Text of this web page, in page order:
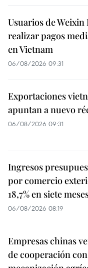
Usuarios de Weixin
realizar pagos
en Vietnam
06/08/2026 09:31
Exportaciones
apuntan a nuevo
06/08/2026 09:31
Ingresos
por comercio
18,7% en siete
06/08/2026 08:19
Empresas chinas
de cooperación